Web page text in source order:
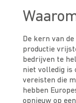
De kern van
productie
bedrijven te
niet volledig is
vereisten die
hebben
opnieuw op